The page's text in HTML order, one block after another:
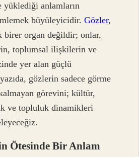
yüklediği anlamların
büyüleyicidir.Gözler,
birer organ değildir; onlar,
toplumsal ilişkilerin ve
yer alan güçlü
gözlerin sadece görme
görevini; kültür,
ve topluluk dinamikleri
Ötesinde Bir Anlam